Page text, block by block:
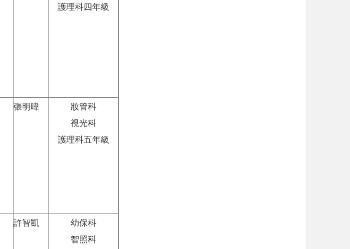
護理科四年級
張明暐
妝管科
視光科
護理科五年級
許智凱
幼保科
智照科